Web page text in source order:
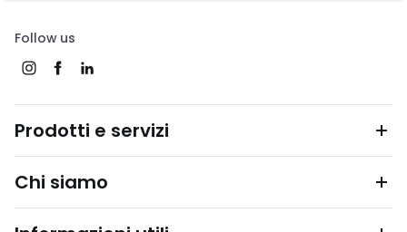
Follow us
Prodotti e servizi
Chi siamo